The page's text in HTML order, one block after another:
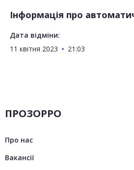
Інформація про
Дата відміни:
11 квітня 2023
21:03
ПРОЗОРРО
Про нас
Вакансії